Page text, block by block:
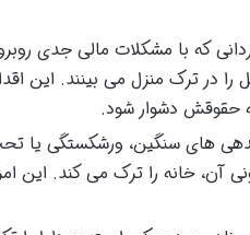
که با مشکلات مالی جدی
در ترک منزل می بینند. این
حقوقش دشوار شود.
های سنگین، ورشکستگی یا
آن، خانه را ترک می کند. این